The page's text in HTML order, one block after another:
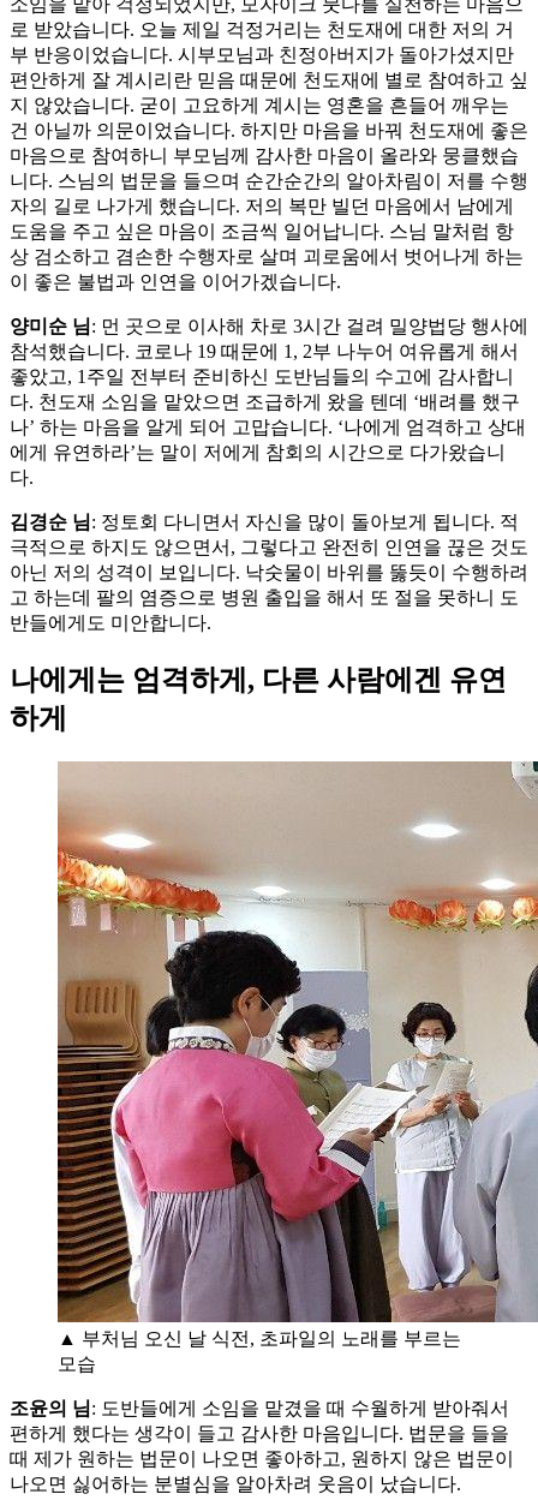
로 받았습니다. 오늘 제일 걱정거리는 천도재에 대한 저의 거
부 반응이었습니다. 시부모님과 친정아버지가 돌아가셨지만
편안하게 잘 계시리란 믿음 때문에 천도재에 별로 참여하고 싶
지 않았습니다. 굳이 고요하게 계시는 영혼을 흔들어 깨우는
건 아닐까 의문이었습니다. 하지만 마음을 바꿔 천도재에 좋은
마음으로 참여하니 부모님께 감사한 마음이 올라와 뭉클했습
니다. 스님의 법문을 들으며 순간순간의 알아차림이 저를 수행
자의 길로 나가게 했습니다. 저의 복만 빌던 마음에서 남에게
도움을 주고 싶은 마음이 조금씩 일어납니다. 스님 말처럼 항
상 검소하고 겸손한 수행자로 살며 괴로움에서 벗어나게 하는
이 좋은 불법과 인연을 이어가겠습니다.
양미순 님: 먼 곳으로 이사해 차로 3시간 걸려 밀양법당 행사에
참석했습니다. 코로나 19 때문에 1, 2부 나누어 여유롭게 해서
좋았고, 1주일 전부터 준비하신 도반님들의 수고에 감사합니
다. 천도재 소임을 맡았으면 조급하게 왔을 텐데 ‘배려를 했구
나’ 하는 마음을 알게 되어 고맙습니다. ‘나에게 엄격하고 상대
에게 유연하라’는 말이 저에게 참회의 시간으로 다가왔습니
다.
김경순 님: 정토회 다니면서 자신을 많이 돌아보게 됩니다. 적
극적으로 하지도 않으면서, 그렇다고 완전히 인연을 끊은 것도
아닌 저의 성격이 보입니다. 낙숫물이 바위를 뚫듯이 수행하려
고 하는데 팔의 염증으로 병원 출입을 해서 또 절을 못하니 도
반들에게도 미안합니다.
나에게는 엄격하게, 다른 사람에겐 유연
하게
▲ 부처님 오신 날 식전, 초파일의 노래를 부르는
모습
조윤의 님: 도반들에게 소임을 맡겼을 때 수월하게 받아줘서
편하게 했다는 생각이 들고 감사한 마음입니다. 법문을 들을
때 제가 원하는 법문이 나오면 좋아하고, 원하지 않은 법문이
나오면 싫어하는 분별심을 알아차려 웃음이 났습니다.